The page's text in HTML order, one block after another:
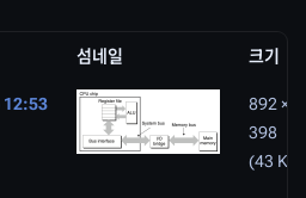
섬네일 크기
12:53
892 ×
398
(43 KB)